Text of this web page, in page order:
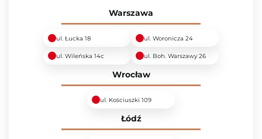
Warszawa
ul. Łucka 18 ul. Woronicza 24
ul. Wileńska 14c ul. Boh. Warszawy 26
Wrocław
ul. Kościuszki 109
Łódź